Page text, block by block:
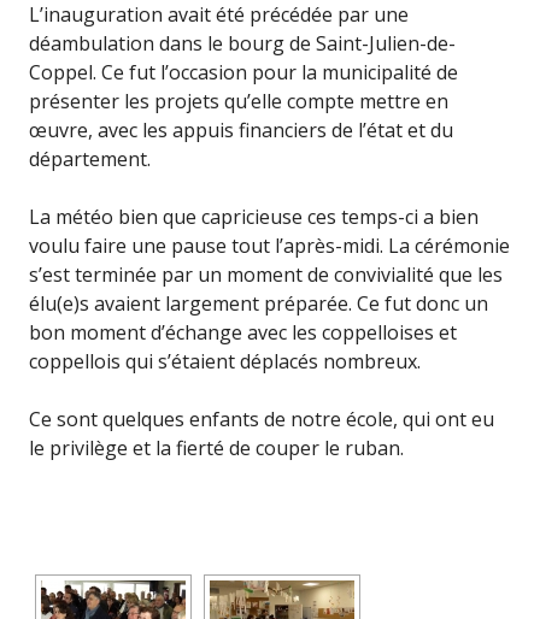
L’inauguration avait été précédée par une
déambulation dans le bourg de Saint-Julien-de-
Coppel. Ce fut l’occasion pour la municipalité de
présenter les projets qu’elle compte mettre en
œuvre, avec les appuis financiers de l’état et du
département.
La météo bien que capricieuse ces temps-ci a bien
voulu faire une pause tout l’après-midi. La cérémonie
s’est terminée par un moment de convivialité que les
élu(e)s avaient largement préparée. Ce fut donc un
bon moment d’échange avec les coppelloises et
coppellois qui s’étaient déplacés nombreux.
Ce sont quelques enfants de notre école, qui ont eu
le privilège et la fierté de couper le ruban.